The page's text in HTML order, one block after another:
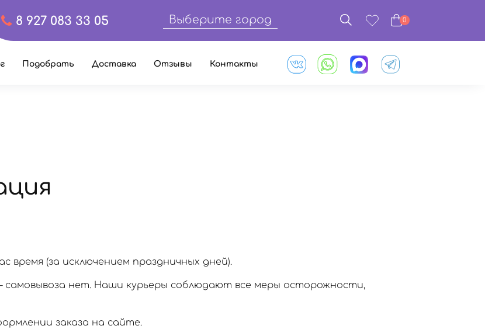
8 927 083 33 05 Выберите город 0
Подобрать Доставка Отзывы Контакты
время (за исключением праздничных дней).
самовывоза нет. Наши курьеры соблюдают все меры осторожности,
заказа на сайте.